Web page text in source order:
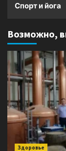
Спорт и йога
Возможно,
Здоровье